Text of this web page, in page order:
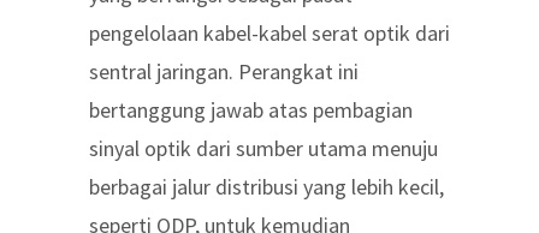
pengelolaan kabel-kabel serat optik dari
sentral jaringan. Perangkat ini
bertanggung jawab atas pembagian
sinyal optik dari sumber utama menuju
berbagai jalur distribusi yang lebih kecil,
seperti ODP, untuk kemudian